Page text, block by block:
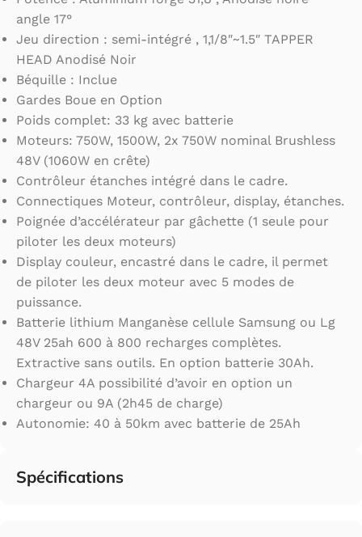
angle 17°
Jeu direction : semi-intégré , 1,1/8″~1.5″ TAPPER
HEAD Anodisé Noir
Béquille : Inclue
Gardes Boue en Option
Poids complet: 33 kg avec batterie
Moteurs: 750W, 1500W, 2x 750W nominal Brushless
48V (1060W en crête)
Contrôleur étanches intégré dans le cadre.
Connectiques Moteur, contrôleur, display, étanches.
Poignée d’accélérateur par gâchette (1 seule pour
piloter les deux moteurs)
Display couleur, encastré dans le cadre, il permet
de piloter les deux moteur avec 5 modes de
puissance.
Batterie lithium Manganèse cellule Samsung ou Lg
48V 25ah 600 à 800 recharges complètes.
Extractive sans outils. En option batterie 30Ah.
Chargeur 4A possibilité d’avoir en option un
chargeur ou 9A (2h45 de charge)
Autonomie: 40 à 50km avec batterie de 25Ah
Spécifications